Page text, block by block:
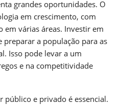
grandes oportunidades. O
em crescimento, com
várias áreas. Investir em
preparar a população para as
Isso pode levar a um
e na competitividade
público e privado é essencial.